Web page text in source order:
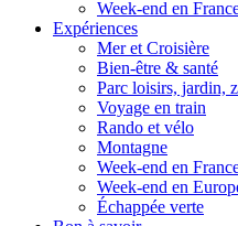
Week-end en
Expériences
Mer et Croisière
Bien-être & santé
Parc loisirs, jardin,
Voyage en train
Rando et vélo
Montagne
Week-end en
Week-end en
Échappée verte